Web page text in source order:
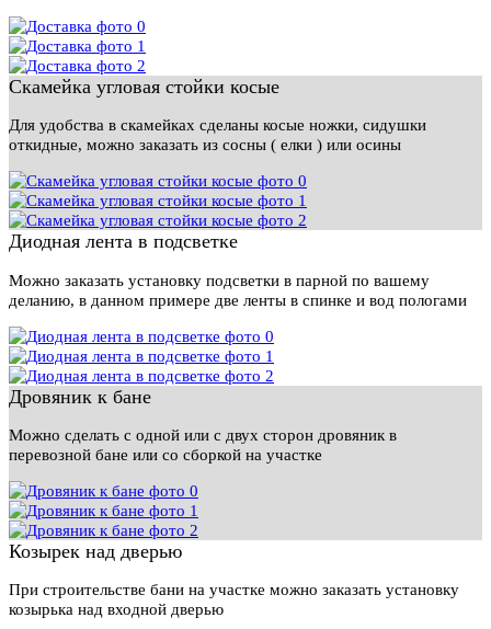
Скамейка угловая стойки косые
Для удобства в скамейках сделаны косые ножки, сидушки
откидные, можно заказать из сосны ( елки ) или осины
Диодная лента в подсветке
Можно заказать установку подсветки в парной по вашему
деланию, в данном примере две ленты в спинке и вод пологами
Дровяник к бане
Можно сделать с одной или с двух сторон дровяник в
перевозной бане или со сборкой на участке
Козырек над дверью
При строительстве бани на участке можно заказать установку
козырька над входной дверью